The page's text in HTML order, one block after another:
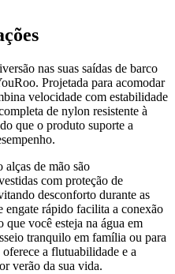
nas suas saídas de barco
Projetada para acomodar
velocidade com estabilidade
de nylon resistente à
que o produto suporte a
alças de mão são
com proteção de
desconforto durante as
engate rápido facilita a conexão
você esteja na água em
tranquilo em família ou para
a flutuabilidade e a
verão da sua vida.